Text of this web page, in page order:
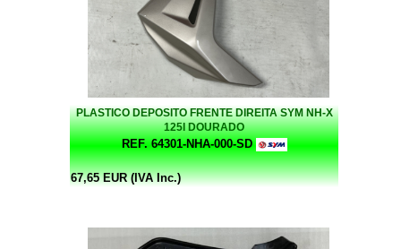
PLASTICO DEPOSITO FRENTE DIREITA SYM NH-X
125I DOURADO
REF. 64301-NHA-000-SD
67,65 EUR (IVA Inc.)